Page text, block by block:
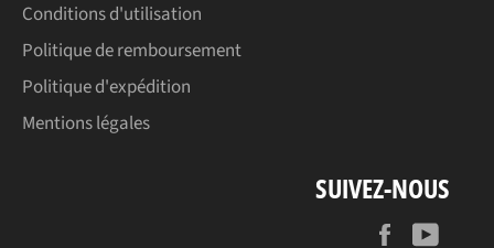
Conditions d'utilisation
Politique de remboursement
Politique d'expédition
Mentions légales
SUIVEZ-NOUS
Facebook